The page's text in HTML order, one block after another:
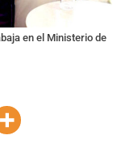
en el Ministerio de